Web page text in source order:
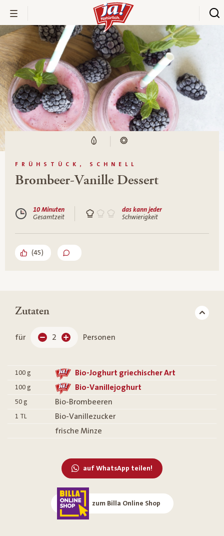
FRÜHSTÜCK, SCHNELL
Brombeer-Vanille Dessert
10 Minuten
Gesamtzeit
das kann jeder
Schwierigkeit
(45)
Zutaten
für 2 Personen
100 g Bio-Joghurt griechischer Art
100 g Bio-Vanillejoghurt
50 g Bio-Brombeeren
1 TL
Bio-Vanillezucker
frische Minze
auf WhatsApp teilen!
zum Billa Online Shop